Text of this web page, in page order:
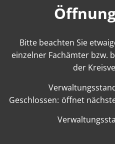
Bitte beachten Sie
einzelner Fachämter bzw.
der
Klicken, um weitere
Geschlossen: öffnet